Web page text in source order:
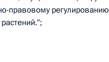
Федерации «О защите
правовому